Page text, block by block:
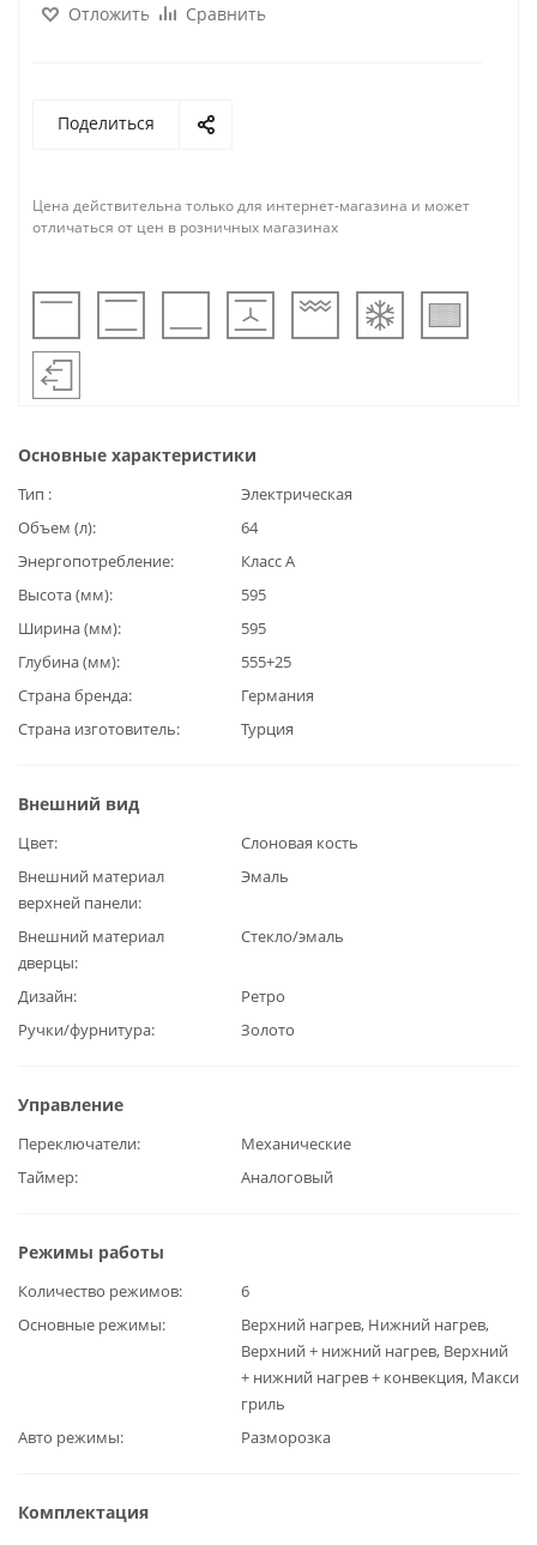
Отложить Сравнить
Поделиться
Цена действительна только для интернет-магазина и может
отличаться от цен в розничных магазинах
Основные характеристики
Тип
Электрическая
Объем (л)
64
Энергопотребление
Класс А
Высота (мм)
595
Ширина (мм)
595
Глубина (мм)
555+25
Страна бренда
Германия
Страна изготовитель
Турция
Внешний вид
Цвет
Слоновая кость
Внешний материал
верхней панели
Эмаль
Внешний материал
дверцы
Стекло/эмаль
Дизайн
Ретро
Ручки/фурнитура
Золото
Управление
Переключатели
Механические
Таймер
Аналоговый
Режимы работы
Количество режимов
6
Основные режимы
Верхний нагрев, Нижний нагрев,
Верхний + нижний нагрев, Верхний
+ нижний нагрев + конвекция, Макси
гриль
Авто режимы
Разморозка
Комплектация